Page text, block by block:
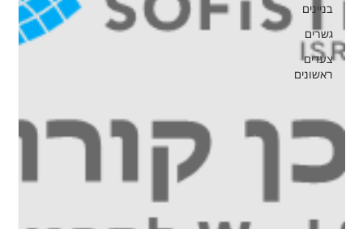
בניינים
גשרים
צעדים
ראשונים